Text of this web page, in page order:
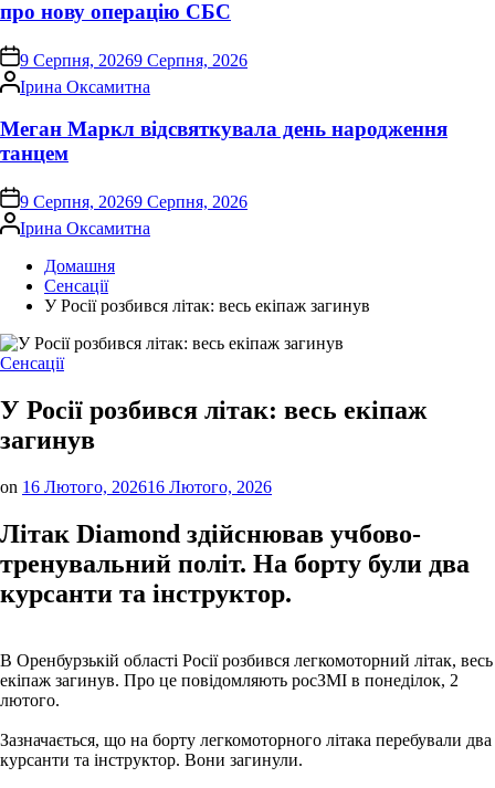
про нову операцію СБС
on9 Серпня, 20269 Серпня, 2026
Опубліковано
Ірина Оксамитна
Меган Маркл відсвяткувала день народження
танцем
on9 Серпня, 20269 Серпня, 2026
Опубліковано
Ірина Оксамитна
Домашня
Сенсації
У Росії розбився літак: весь екіпаж загинув
Опублікувати
Сенсації
У Росії розбився літак: весь екіпаж
загинув
on 16 Лютого, 202616 Лютого, 2026
Літак Diamond здійснював учбово-
тренувальний політ. На борту були два
курсанти та інструктор.
В Оренбурзькій області Росії розбився легкомоторний літак, весь
екіпаж загинув. Про це повідомляють росЗМІ в понеділок, 2
лютого.
Зазначається, що на борту легкомоторного літака перебували два
курсанти та інструктор. Вони загинули.